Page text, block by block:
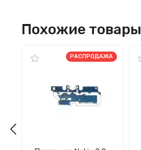
Похожие товары
РАСПРОДАЖА